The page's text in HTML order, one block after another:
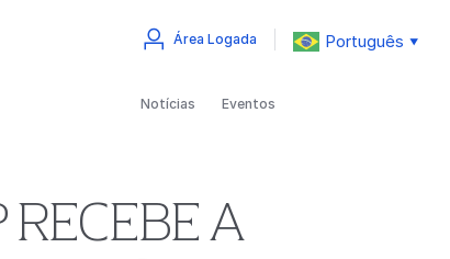
Área Logada Português ▼
Notícias Eventos
A